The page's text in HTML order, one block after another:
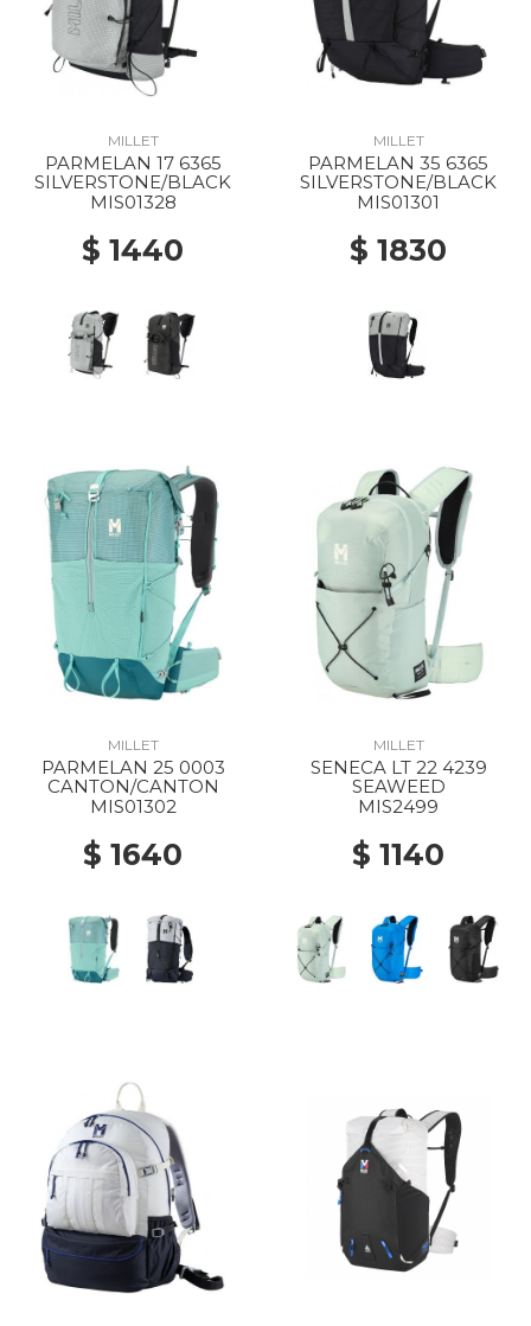
MILLET
PARMELAN 17 6365
SILVERSTONE/BLACK
MIS01328
$ 1440
MILLET
PARMELAN 35 6365
SILVERSTONE/BLACK
MIS01301
$ 1830
MILLET
PARMELAN 25 0003
CANTON/CANTON
MIS01302
$ 1640
MILLET
SENECA LT 22 4239
SEAWEED
MIS2499
$ 1140